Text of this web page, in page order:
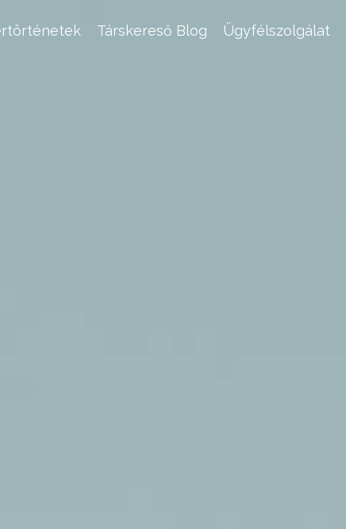
Társkereső Blog Ügyfélszolgálat